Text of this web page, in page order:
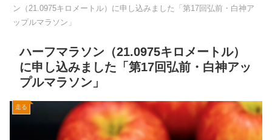
ン（21.0975キロメートル）に申し込みました「第17回弘前・白神ア
ップルマラソン」
ハーフマラソン（21.0975キロメートル）
に申し込みました「第17回弘前・白神アッ
プルマラソン」
走る